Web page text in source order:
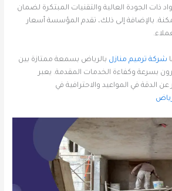
ذات الجودة العالية والتقنيات المبتكرة لضمان
بالإضافة إلى ذلك، تقدم المؤسسة أسعار
شركة ترميم منازل بالرياض بسمعة ممتازة بين
بسرعة وكفاءة الخدمات المقدمة. يعبر
الدقة في المواعيد والاحترافية في